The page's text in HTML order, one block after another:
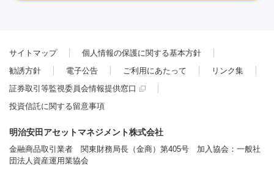
サイトマップ
個人情報の保護に関する基本方針
勧誘方針
電子公告 ご利用にあたって
リンク集
証券取引等監視委員会情報提供窓口
投資信託に関する留意事項
明治安田アセットマネジメント株式会社
金融商品取引業者 関東財務局長（金商）第405号 加入協会：一般社
団法人資産運用業協会